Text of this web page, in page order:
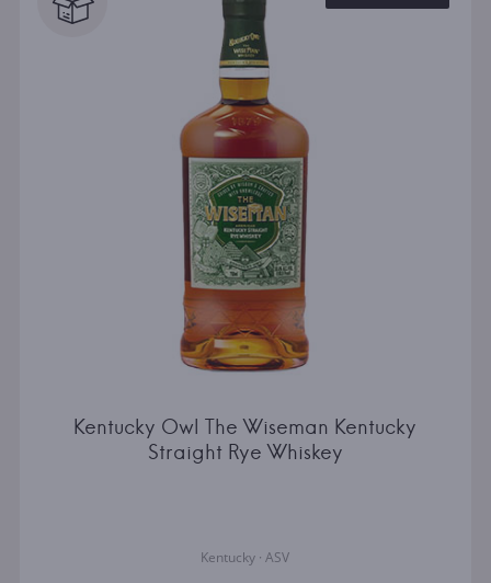
Kentucky Owl The Wiseman Kentucky
Straight Rye Whiskey
Kentucky · ASV